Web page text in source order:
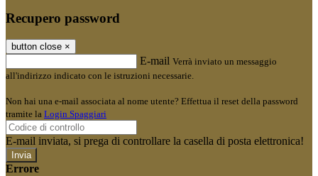
Recupero password
button close ×
E-mail Verrà inviato un messaggio
all'indirizzo indicato con le istruzioni necessarie.
Non hai una e-mail associata al nome utente? Effettua il reset della password
tramite la Login Spaggiari
E-mail inviata, si prega di controllare la casella di posta elettronica!
Errore